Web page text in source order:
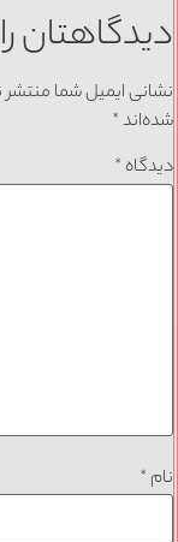
دیدگاهتان
نشانی ایمیل شما
شده‌اند*
دیدگاه *
نام *